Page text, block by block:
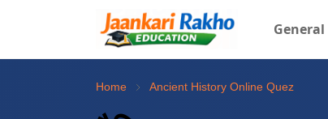
Home Ancient History Online Quez